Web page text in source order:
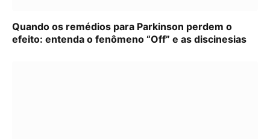
Quando os remédios para Parkinson perdem o
efeito: entenda o fenômeno “Off” e as discinesias